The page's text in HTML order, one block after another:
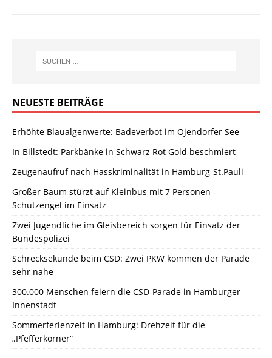
NEUESTE BEITRÄGE
Erhöhte Blaualgenwerte: Badeverbot im Öjendorfer See
In Billstedt: Parkbänke in Schwarz Rot Gold beschmiert
Zeugenaufruf nach Hasskriminalität in Hamburg-St.Pauli
Großer Baum stürzt auf Kleinbus mit 7 Personen –
Schutzengel im Einsatz
Zwei Jugendliche im Gleisbereich sorgen für Einsatz der
Bundespolizei
Schrecksekunde beim CSD: Zwei PKW kommen der Parade
sehr nahe
300.000 Menschen feiern die CSD-Parade in Hamburger
Innenstadt
Sommerferienzeit in Hamburg: Drehzeit für die
„Pfefferkörner“